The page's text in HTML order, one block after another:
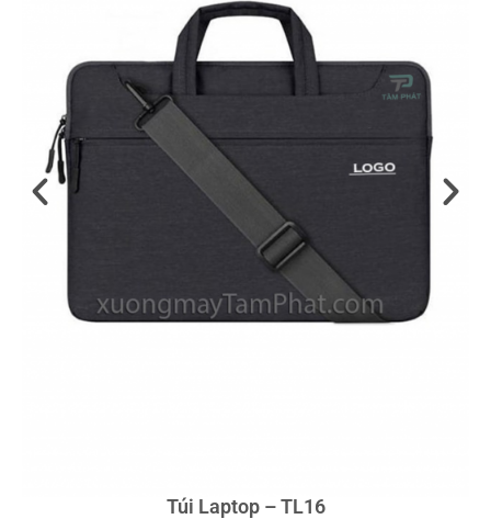
Túi Laptop – TL16